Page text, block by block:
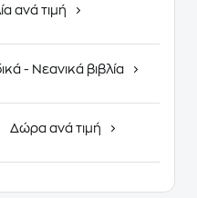
ανά τιμή
- Νεανικά βιβλία
Δώρα ανά τιμή